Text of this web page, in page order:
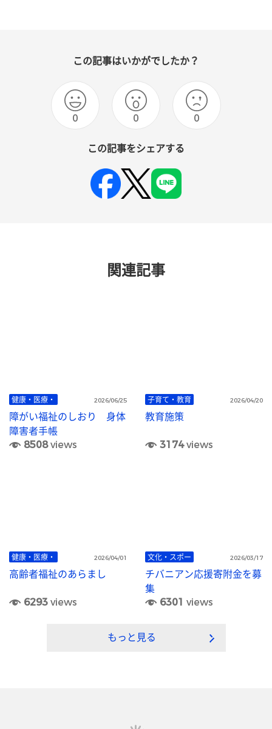
この記事はいかがでしたか？
0 0 0
この記事をシェアする
関連記事
健康・医療・ 2026/06/25
障がい福祉のしおり 身体
障害者手帳
8508views
子育て・教育 2026/04/20
教育施策
3174views
健康・医療・ 2026/04/01
高齢者福祉のあらまし
6293views
文化・スポー 2026/03/17
チバニアン応援寄附金を募
集
6301 views
もっと見る